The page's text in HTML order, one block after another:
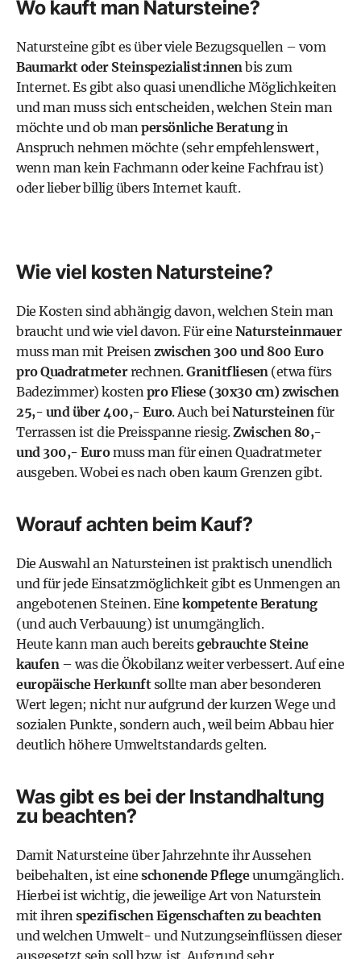
Wo kauft man Natursteine?
Natursteine gibt es über viele Bezugsquellen – vom
Baumarkt oder Steinspezialist:innenbis zum
Internet. Es gibt also quasi unendliche Möglichkeiten
und man muss sich entscheiden, welchen Stein man
möchte und ob manpersönliche Beratungin
Anspruch nehmen möchte (sehr empfehlenswert,
wenn man kein Fachmann oder keine Fachfrau ist)
oder lieber billig übers Internet kauft.
Wie viel kosten Natursteine?
Die Kosten sind abhängig davon, welchen Stein man
braucht und wie viel davon. Für eine Natursteinmauer
muss man mit Preisenzwischen 300 und 800 Euro
pro Quadratmeterrechnen.Granitfliesen(etwa fürs
Badezimmer) kostenpro Fliese (30x30 cm) zwischen
25,- und über 400,- Euro. Auch beiNatursteinenfür
Terrassen ist die Preisspanne riesig.Zwischen 80,-
und 300,- Euromuss man für einen Quadratmeter
ausgeben. Wobei es nach oben kaum Grenzen gibt.
Worauf achten beim Kauf?
Die Auswahl an Natursteinen ist praktisch unendlich
und für jede Einsatzmöglichkeit gibt es Unmengen an
angebotenen Steinen. Eine kompetente Beratung
(und auch Verbauung) ist unumgänglich.
Heute kann man auch bereitsgebrauchte Steine
kaufen– was die Ökobilanz weiter verbessert. Auf eine
europäische Herkunftsollte man aber besonderen
Wert legen; nicht nur aufgrund der kurzen Wege und
sozialen Punkte, sondern auch, weil beim Abbau hier
deutlich höhere Umweltstandards gelten.
Was gibt es bei der Instandhaltung
zu beachten?
Damit Natursteine über Jahrzehnte ihr Aussehen
beibehalten, ist eine schonende Pflegeunumgänglich.
Hierbei ist wichtig, die jeweilige Art von Naturstein
mit ihrenspezifischen Eigenschaften zu beachten
und welchen Umwelt- und Nutzungseinflüssen dieser
ausgesetzt sein soll bzw. ist. Aufgrund sehr